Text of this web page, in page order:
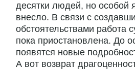
десятки людей, но особой
внесло. В связи с
обстоятельствами работа
пока приостановлена. До
появятся новые
А вот возврат